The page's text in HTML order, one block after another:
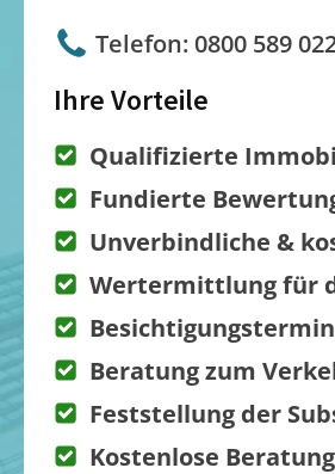
Telefon: 0800 589
Ihre Vorteile
Qualifizierte
Fundierte
Unverbindliche &
Wertermittlung für
Beratung zum
Feststellung der
Kostenlose